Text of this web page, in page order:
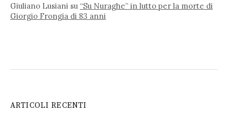
Giuliano Lusiani su “Su Nuraghe” in lutto per la morte di
Giorgio Frongia di 83 anni
ARTICOLI RECENTI